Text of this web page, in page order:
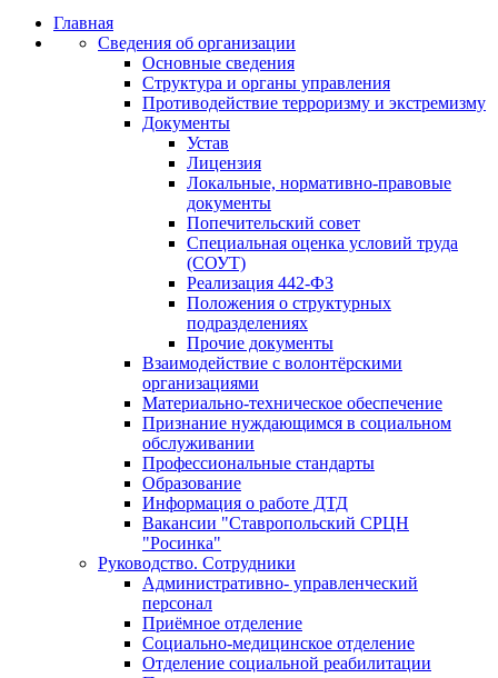
Главная
Сведения об организации
Основные сведения
Структура и органы управления
Противодействие терроризму и экстремизму
Документы
Устав
Лицензия
Локальные, нормативно-правовые
документы
Попечительский совет
Специальная оценка условий труда
(СОУТ)
Реализация 442-ФЗ
Положения о структурных
подразделениях
Прочие документы
Взаимодействие с волонтёрскими
организациями
Материально-техническое обеспечение
Признание нуждающимся в социальном
обслуживании
Профессиональные стандарты
Образование
Информация о работе ДТД
Вакансии "Ставропольский СРЦН
"Росинка"
Руководство. Сотрудники
Административно- управленческий
персонал
Приёмное отделение
Социально-медицинское отделение
Отделение социальной реабилитации